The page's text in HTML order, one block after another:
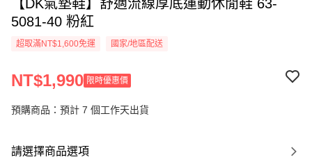
【DK氣墊鞋】舒適流線厚底運動休閒鞋 63-
5081-40 粉紅
超取滿NT$1,600免運 國家/地區配送
NT$1,990 限時優惠價
預購商品：預計 7 個工作天出貨
請選擇商品選項